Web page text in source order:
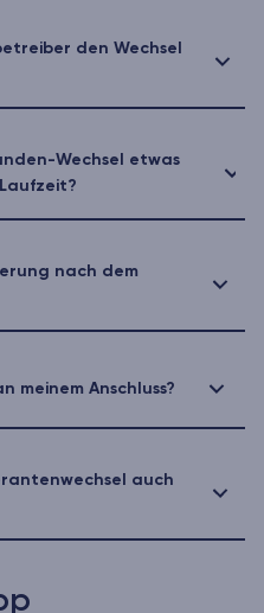
den Wechsel
Wechsel etwas
nach dem
meinem Anschluss?
auch